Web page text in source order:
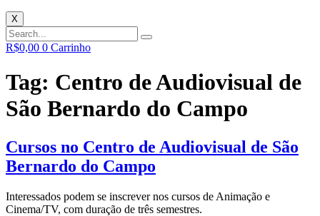
X
R$0,00 0 Carrinho
Tag: Centro de Audiovisual de
São Bernardo do Campo
Cursos no Centro de Audiovisual de São
Bernardo do Campo
Interessados podem se inscrever nos cursos de Animação e
Cinema/TV, com duração de três semestres.